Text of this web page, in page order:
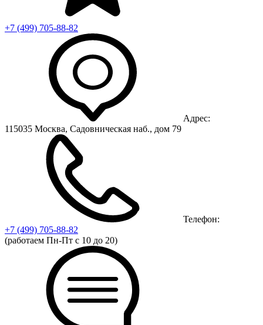
+7 (499) 705-88-82
Адрес:
115035 Москва, Садовническая наб., дом 79
Телефон:
+7 (499) 705-88-82
(работаем Пн-Пт с 10 до 20)